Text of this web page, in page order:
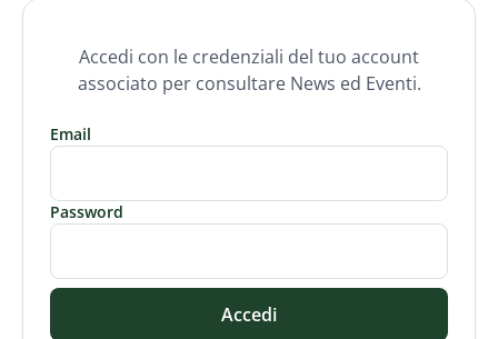
Accedi con le credenziali del tuo account
associato per consultare News ed Eventi.
Email
Password
Accedi